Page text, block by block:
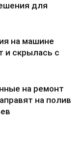
для
на машине
и скрылась с
на ремонт
на полив